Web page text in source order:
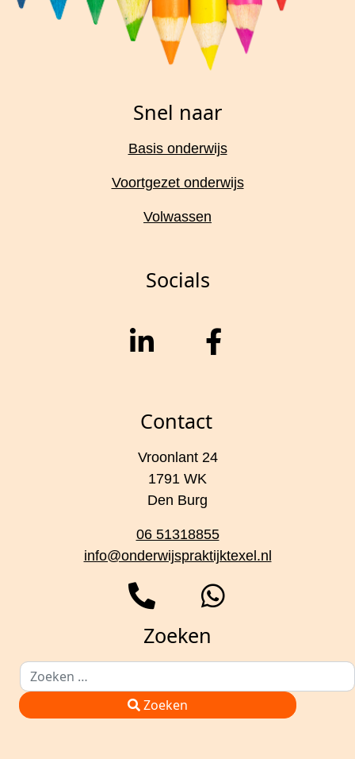
Contact
Vroonlant 24
1791 WK
Den Burg
06 51318855
info@onderwijspraktijktexel.nl
Socials
Snel naar
Basis onderwijs
Voortgezet onderwijs
Volwassen
Zoeken
Zoeken
Type 2 or more characters for results.
Zoeken